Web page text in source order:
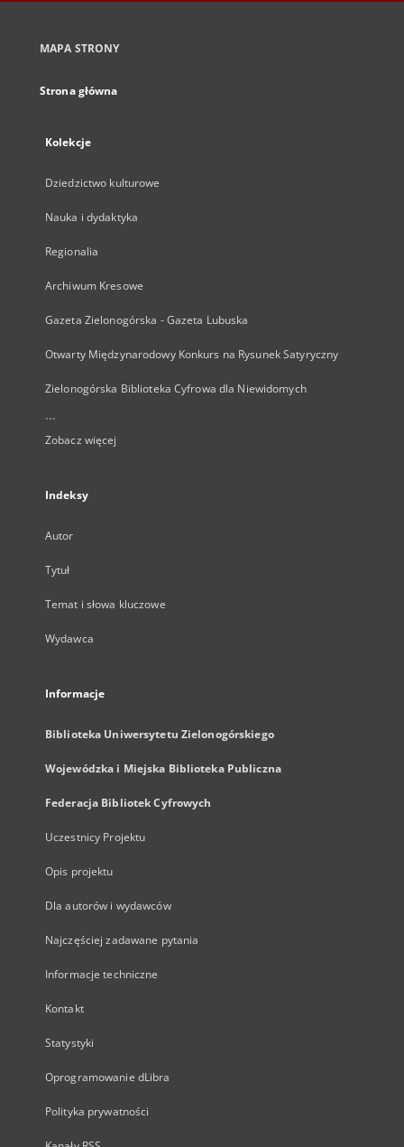
MAPA STRONY
Strona główna
Kolekcje
Dziedzictwo kulturowe
Nauka i dydaktyka
Regionalia
Archiwum Kresowe
Gazeta Zielonogórska - Gazeta Lubuska
Otwarty Międzynarodowy Konkurs na Rysunek Satyryczny
Zielonogórska Biblioteka Cyfrowa dla Niewidomych
...
Zobacz więcej
Indeksy
Autor
Tytuł
Temat i słowa kluczowe
Wydawca
Informacje
Biblioteka Uniwersytetu Zielonogórskiego
Wojewódzka i Miejska Biblioteka Publiczna
Federacja Bibliotek Cyfrowych
Uczestnicy Projektu
Opis projektu
Dla autorów i wydawców
Najczęściej zadawane pytania
Informacje techniczne
Kontakt
Statystyki
Oprogramowanie dLibra
Polityka prywatności